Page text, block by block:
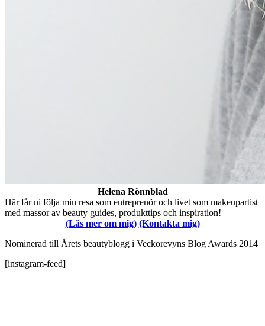
Helena Rönnblad
Här får ni följa min resa som entreprenör och livet som makeupartist
med massor av beauty guides, produkttips och inspiration!
(Läs mer om mig) (Kontakta mig)
Nominerad till Årets beautyblogg i Veckorevyns Blog Awards 2014
[instagram-feed]